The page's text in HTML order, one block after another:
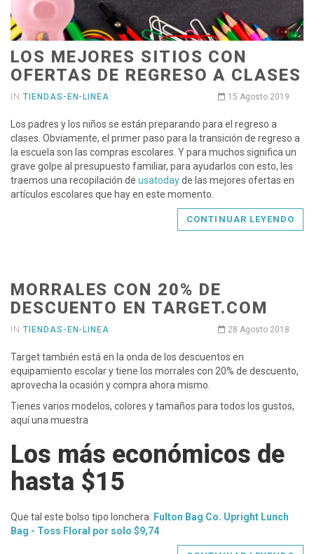
LOS MEJORES SITIOS CON
OFERTAS DE REGRESO A CLASES
IN TIENDAS-EN-LINEA 15 Agosto 2019
Los padres y los niños se están preparando para el regreso a
clases. Obviamente, el primer paso para la transición de regreso a
la escuela son las compras escolares. Y para muchos significa un
grave golpe al presupuesto familiar, para ayudarlos con esto, les
traemos una recopilación de usatodayde las mejores ofertas en
artículos escolares que hay en este momento.
CONTINUAR LEYENDO
MORRALES CON 20% DE
DESCUENTO EN TARGET.COM
IN TIENDAS-EN-LINEA 28 Agosto 2018
Target también está en la onda de los descuentos en
equipamiento escolar y tiene los morrales con 20% de descuento,
aprovecha la ocasión y compra ahora mismo.
Tienes varios modelos, colores y tamaños para todos los gustos,
aquí una muestra
Los más económicos de
hasta $15
Que tal este bolso tipo lonchera: Fulton Bag Co. Upright Lunch
Bag - Toss Floral por solo $9,74